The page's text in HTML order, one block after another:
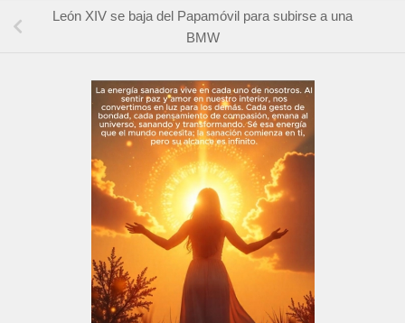
León XIV se baja del Papamóvil para subirse a una
BMW